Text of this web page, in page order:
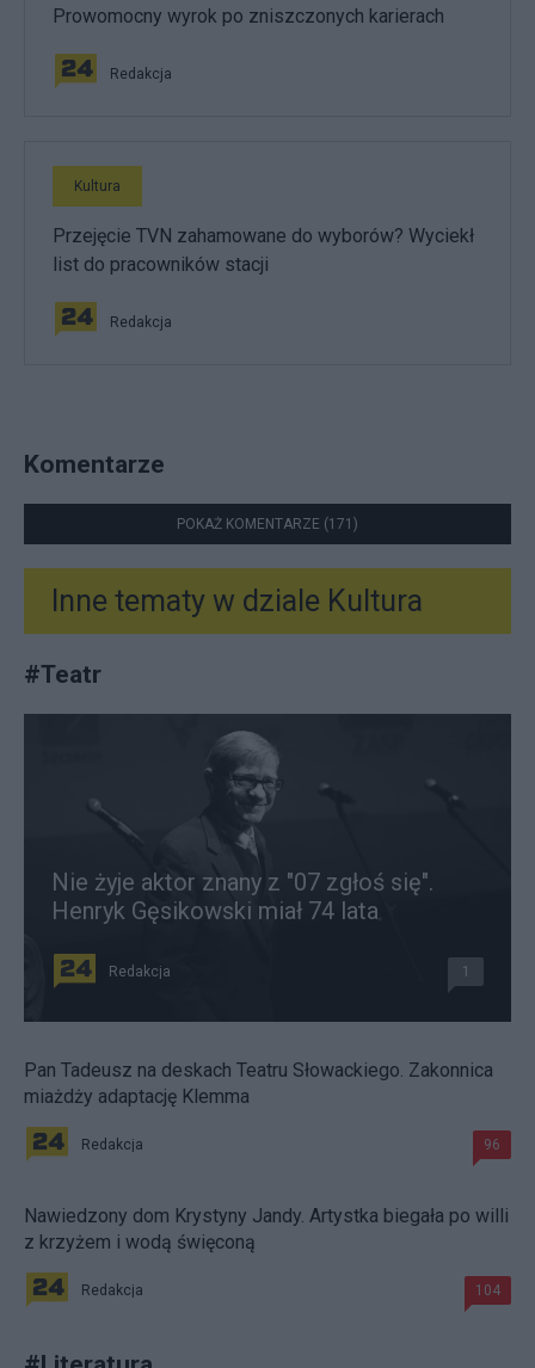
Prowomocny wyrok po zniszczonych karierach
Redakcja
Kultura
Przejęcie TVN zahamowane do wyborów? Wyciekł
list do pracowników stacji
Redakcja
Komentarze
POKAŻ KOMENTARZE (171)
Inne tematy w dziale Kultura
#Teatr
Nie żyje aktor znany z "07 zgłoś się".
Henryk Gęsikowski miał 74 lata
Redakcja 1
Pan Tadeusz na deskach Teatru Słowackiego. Zakonnica
miażdży adaptację Klemma
Redakcja 96
Nawiedzony dom Krystyny Jandy. Artystka biegała po willi
z krzyżem i wodą święconą
Redakcja 104